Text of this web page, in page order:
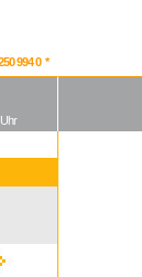
994 0 *